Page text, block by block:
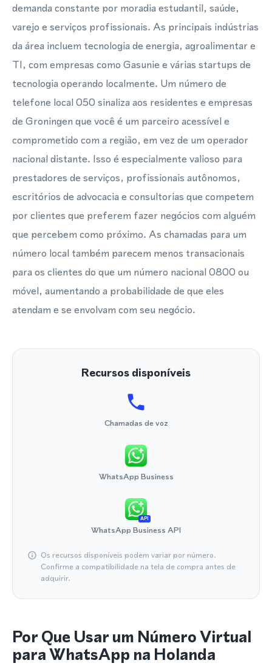
demanda constante por moradia estudantil, saúde,
varejo e serviços profissionais. As principais indústrias
da área incluem tecnologia de energia, agroalimentar e
TI, com empresas como Gasunie e várias startups de
tecnologia operando localmente. Um número de
telefone local 050 sinaliza aos residentes e empresas
de Groningen que você é um parceiro acessível e
comprometido com a região, em vez de um operador
nacional distante. Isso é especialmente valioso para
prestadores de serviços, profissionais autônomos,
escritórios de advocacia e consultorias que competem
por clientes que preferem fazer negócios com alguém
que percebem como próximo. As chamadas para um
número local também parecem menos transacionais
para os clientes do que um número nacional 0800 ou
móvel, aumentando a probabilidade de que eles
atendam e se envolvam com seu negócio.
Recursos disponíveis
Chamadas de voz
WhatsApp Business
API
WhatsApp Business API
Os recursos disponíveis podem variar por número.
Confirme a compatibilidade na tela de compra antes de
adquirir.
Por Que Usar um Número Virtual
para WhatsApp na Holanda